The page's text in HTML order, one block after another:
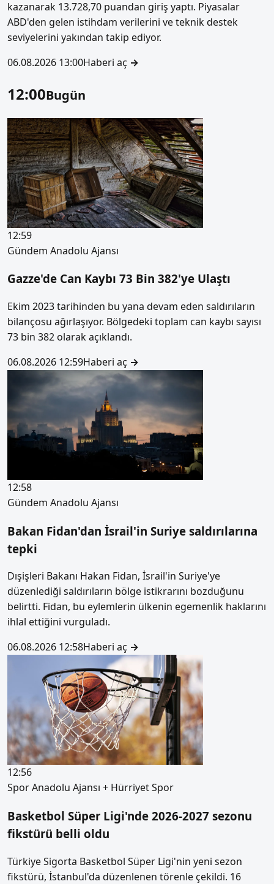
kazanarak 13.728,70 puandan giriş yaptı. Piyasalar
ABD'den gelen istihdam verilerini ve teknik destek
seviyelerini yakından takip ediyor.
06.08.2026 13:00Haberi aç →
12:00Bugün
12:59
Gündem Anadolu Ajansı
Gazze'de Can Kaybı 73 Bin 382'ye Ulaştı
Ekim 2023 tarihinden bu yana devam eden saldırıların
bilançosu ağırlaşıyor. Bölgedeki toplam can kaybı sayısı
73 bin 382 olarak açıklandı.
06.08.2026 12:59Haberi aç →
12:58
Gündem Anadolu Ajansı
Bakan Fidan'dan İsrail'in Suriye saldırılarına
tepki
Dışişleri Bakanı Hakan Fidan, İsrail'in Suriye'ye
düzenlediği saldırıların bölge istikrarını bozduğunu
belirtti. Fidan, bu eylemlerin ülkenin egemenlik haklarını
ihlal ettiğini vurguladı.
06.08.2026 12:58Haberi aç →
12:56
SporAnadolu Ajansı + Hürriyet Spor
Basketbol Süper Ligi'nde 2026-2027 sezonu
fikstürü belli oldu
Türkiye Sigorta Basketbol Süper Ligi'nin yeni sezon
fikstürü, İstanbul'da düzenlenen törenle çekildi. 16